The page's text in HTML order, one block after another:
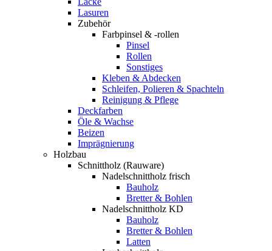
Lasuren
Zubehör
Farbpinsel & -rollen
Pinsel
Rollen
Sonstiges
Kleben & Abdecken
Schleifen, Polieren & Spachteln
Reinigung & Pflege
Deckfarben
Öle & Wachse
Beizen
Imprägnierung
Holzbau
Schnittholz (Rauware)
Nadelschnittholz frisch
Bauholz
Bretter & Bohlen
Nadelschnittholz KD
Bauholz
Bretter & Bohlen
Latten